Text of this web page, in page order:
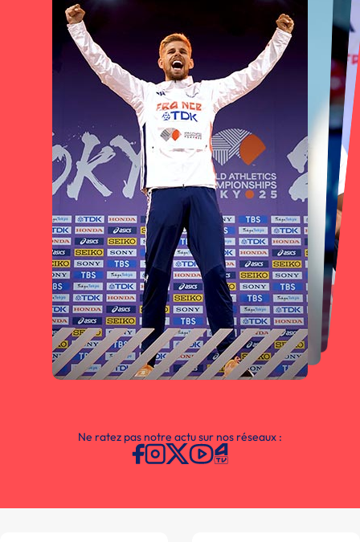
Ne ratez pas notre actu sur nos réseaux :